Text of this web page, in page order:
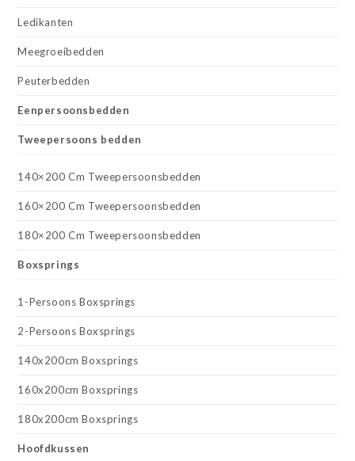
Ledikanten
Meegroeibedden
Peuterbedden
Eenpersoonsbedden
Tweepersoons bedden
140×200 Cm Tweepersoonsbedden
160×200 Cm Tweepersoonsbedden
180×200 Cm Tweepersoonsbedden
Boxsprings
1-Persoons Boxsprings
2-Persoons Boxsprings
140x200cm Boxsprings
160x200cm Boxsprings
180x200cm Boxsprings
Hoofdkussen